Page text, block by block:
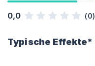
0,0 (0)
Typische Effekte*